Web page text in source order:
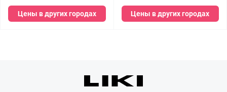
Цены в других городах Цены в других городах